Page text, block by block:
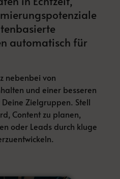
automatisch für
nebenbei von
und einer besseren
Zielgruppen. Stell
Content zu planen,
oder Leads durch kluge